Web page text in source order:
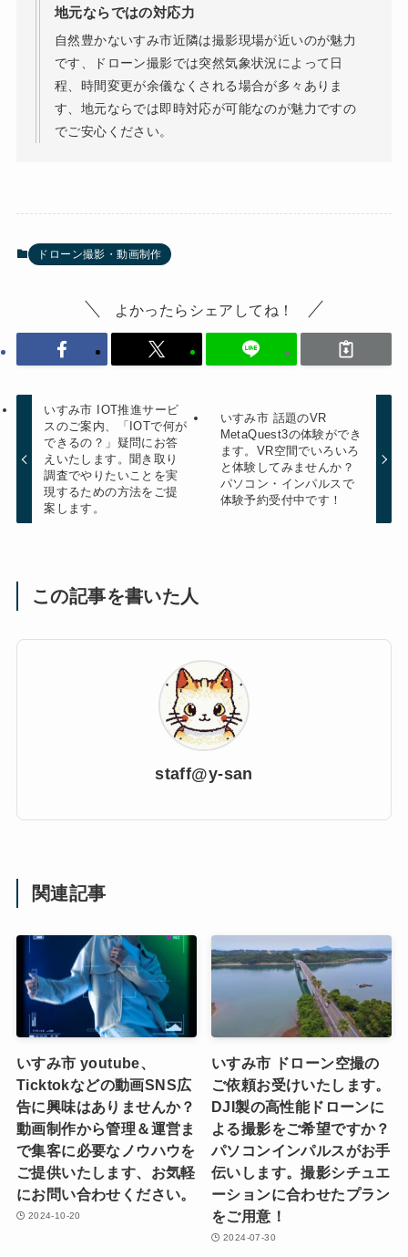
地元ならではの対応力
自然豊かないすみ市近隣は撮影現場が近いのが魅力
です、ドローン撮影では突然気象状況によって日
程、時間変更が余儀なくされる場合が多々ありま
す、地元ならでは即時対応が可能なのが魅力ですの
でご安心ください。
ドローン撮影・動画制作
よかったらシェアしてね！
いすみ市 IOT推進サービ
スのご案内、「IOTで何が
できるの？」疑問にお答
えいたします。聞き取り
調査でやりたいことを実
現するための方法をご提
案します。
いすみ市 話題のVR
MetaQuest3の体験ができ
ます。VR空間でいろいろ
と体験してみませんか？
パソコン・インパルスで
体験予約受付中です！
この記事を書いた人
staff@y-san
関連記事
いすみ市 youtube、
Ticktokなどの動画SNS広
告に興味はありませんか？
動画制作から管理＆運営ま
で集客に必要なノウハウを
ご提供いたします、お気軽
にお問い合わせください。
2024-10-20
いすみ市 ドローン空撮の
ご依頼お受けいたします。
DJI製の高性能ドローンに
よる撮影をご希望ですか？
パソコンインパルスがお手
伝いします。撮影シチュエ
ーションに合わせたプラン
をご用意！
2024-07-30